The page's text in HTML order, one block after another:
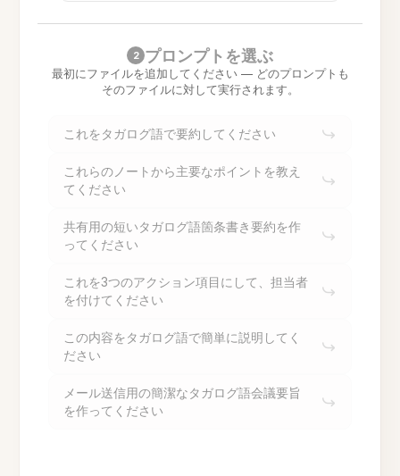
2 プロンプトを選ぶ
最初にファイルを追加してください — どのプロンプトも
そのファイルに対して実行されます。
これをタガログ語で要約してください
これらのノートから主要なポイントを教え
てください
共有用の短いタガログ語箇条書き要約を作
ってください
これを3つのアクション項目にして、担当者
を付けてください
この内容をタガログ語で簡単に説明してく
ださい
メール送信用の簡潔なタガログ語会議要旨
を作ってください